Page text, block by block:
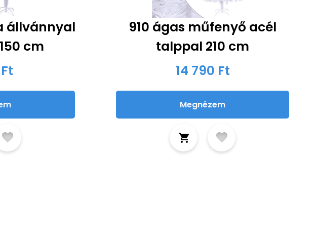
állvánnyal
cm
910 ágas műfenyő acél
talppal 210 cm
14 790 Ft
Megnézem